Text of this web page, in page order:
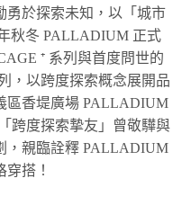
勇於探索未知，以「城市
秋冬PALLADIUM 正式
⁺ 系列與首度問世的
，以跨度探索概念展開品
區香堤廣場PALLADIUM
跨度探索摯友」曾敬驊與
，親臨詮釋PALLADIUM
搭！